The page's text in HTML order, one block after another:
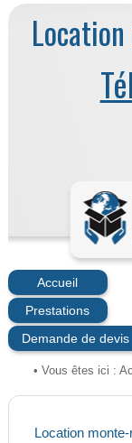
Accueil
Prestations
Demande de devis
• Vous êtes ici :
Location